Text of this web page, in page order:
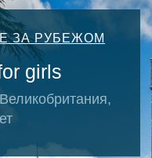
ЗА РУБЕЖОМ
girls